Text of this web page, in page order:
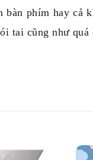
phím hay cả
tai cũng như quá